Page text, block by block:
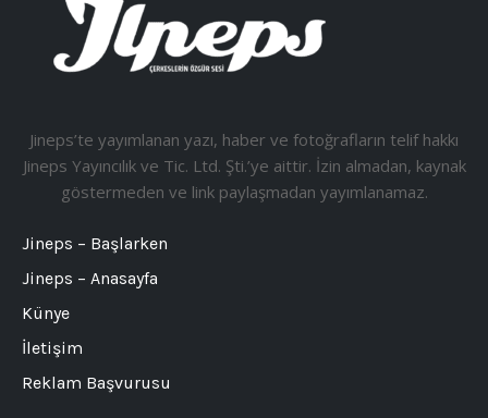
Jineps’te yayımlanan yazı, haber ve fotoğrafların telif hakkı
Jineps Yayıncılık ve Tic. Ltd. Şti.’ye aittir. İzin almadan, kaynak
göstermeden ve link paylaşmadan yayımlanamaz.
Jineps – Başlarken
Jineps – Anasayfa
Künye
İletişim
Reklam Başvurusu